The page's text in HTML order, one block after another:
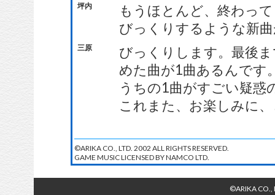
坪内
もうほとんど、終わっ
びっくりするような新
三原
びっくりします。最後
めた曲が1曲あるんです
うちの1曲がすごい疑惑
これまた、お楽しみに
©ARIKA CO., LTD. 2002 ALL RIGHTS RESERVED.
GAME MUSIC LICENSED BY NAMCO LTD.
©ARIKA CO.,